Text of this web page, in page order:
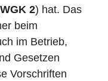
WGK 2) hat. Das
beim
im Betrieb,
Gesetzen
Vorschriften